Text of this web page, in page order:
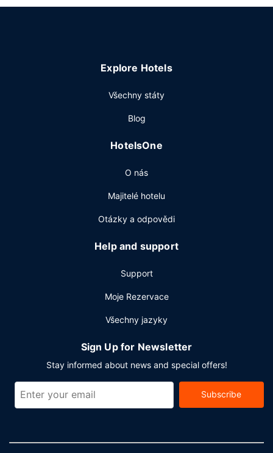
podává ve všední dny od 6:00 do 10:00 a o víkendu od
Hostům jsou k dispozici čistírna oděvů, recepce s
jazyků. Přímo v areálu je hostům k dispozici samostatné
Explore Hotels
Všechny státy
Blog
HotelsOne
O nás
Majitelé hotelu
Otázky a odpovědi
Help and support
Support
Moje Rezervace
Všechny jazyky
Sign Up for Newsletter
Stay informed about news and special offers!
Subscribe